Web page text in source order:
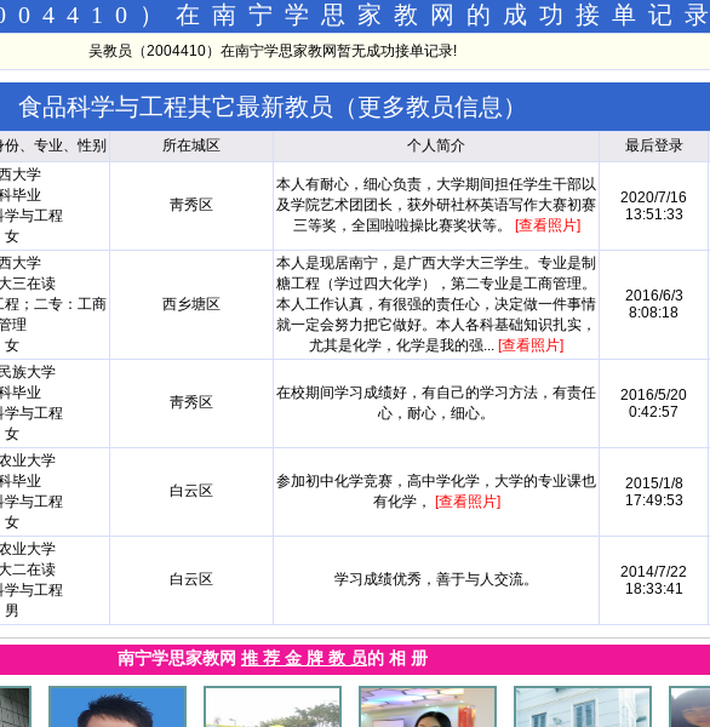
）在南宁学思家教网的成功接单记录
吴教员（2004410）在南宁学思家教网暂无成功接单记录!
食品科学与工程其它最新教员（更多教员信息 ）
、专业、性别 所在城区 个人简介 最后登录
大学
毕业
学与工程
女
靑秀区
本人有耐心，细心负责，大学期间担任学生干部以
及学院艺术团团长，获外研社杯英语写作大赛初赛
三等奖，全国啦啦操比赛奖状等。
[查看照片]
2020/7/16
13:51:33
大学
三在读
程；二专：工商
理
女
西乡塘区
本人是现居南宁，是广西大学大三学生。专业是制
糖工程（学过四大化学），第二专业是工商管理。
本人工作认真，有很强的责任心，决定做一件事情
就一定会努力把它做好。本人各科基础知识扎实，
尤其是化学，化学是我的强... [查看照片]
2016/6/3
8:08:18
族大学
毕业
学与工程
女
靑秀区
在校期间学习成绩好，有自己的学习方法，有责任
心，耐心，细心。
2016/5/20
0:42:57
业大学
毕业
学与工程
女
白云区
参加初中化学竞赛，高中学化学，大学的专业课也
有化学，
[查看照片]
2015/1/8
17:49:53
业大学
二在读
学与工程
男
白云区 学习成绩优秀，善于与人交流。
2014/7/22
18:33:41
南宁学思家教网 推 荐 金 牌 教 员的 相 册